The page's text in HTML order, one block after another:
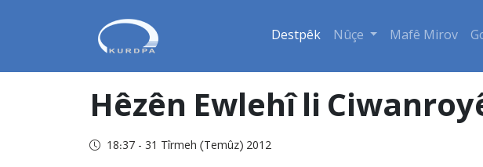
Destpêk Nûçe Mafê Mirov
Hêzên Ewlehî li
18:37 - 31 Tîrmeh (Temûz) 2012